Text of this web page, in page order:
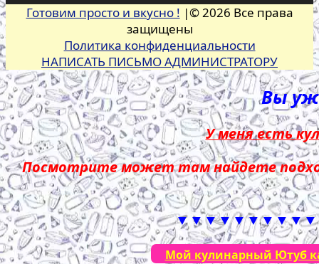
Готовим просто и вкусно ! |© 2026 Все права
защищены
Политика конфиденциальности
НАПИСАТЬ ПИСЬМО АДМИНИСТРАТОРУ
Вы
У меня есть
Посмотрите может там найдете
Мой кулинарный Ютуб